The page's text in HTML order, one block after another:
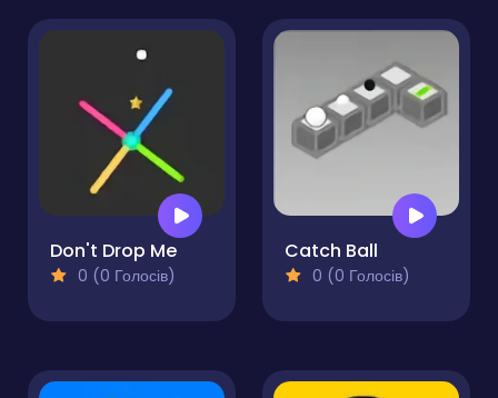
Don't Drop Me
0 (0 Голосів)
Catch Ball
0 (0 Голосів)